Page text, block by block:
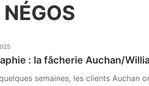
NÉGOS
: la fâcherie Auchan/
semaines, les clients Auchan